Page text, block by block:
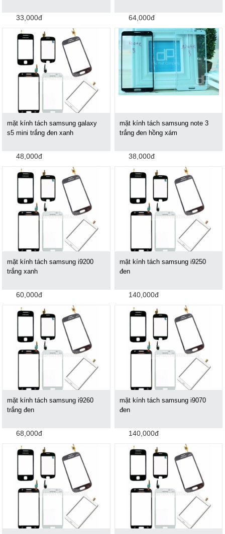
33,000đ 64,000đ
mặt kính tách samsung galaxy
s5 mini trắng đen xanh
48,000đ
mặt kính tách samsung note 3
trắng đen hồng xám
38,000đ
mặt kính tách samsung i9200
trắng xanh
60,000đ
mặt kính tách samsung i9250
đen
140,000đ
mặt kính tách samsung i9260
trắng đen
68,000đ
mặt kính tách samsung i9070
đen
140,000đ